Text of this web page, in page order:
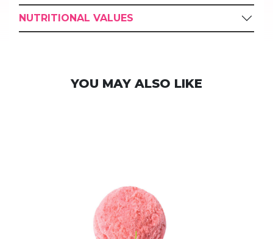
NUTRITIONAL VALUES
YOU MAY ALSO LIKE